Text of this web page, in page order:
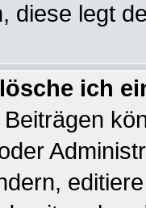
diese legt
ich